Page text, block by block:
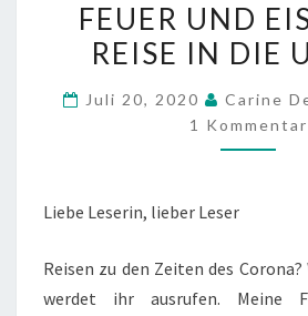
UND
EIS
REISE
FEUER UND
REISE IN DIE
Juli 20, 2020 Carine
1 Kommentar
Liebe Leserin, lieber Leser
Reisen zu den Zeiten des
werdet ihr ausrufen. Meine